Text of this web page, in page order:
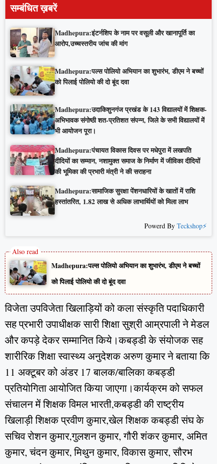
सम्बंधित ख़बरें
Madhepura:इंटर्नशिप के नाम पर वसूली और खानापूर्ति का
आरोप,उच्चस्तरीय जांच की मांग
Madhepura:पल्स पोलियो अभियान का शुभारंभ, डीएम ने बच्चों
को पिलाई पोलियो की दो बूंद दवा
Madhepura:उदाकिशुनगंज प्रखंड के 143 विद्यालयों में शिक्षक-
अभिभावक संगोष्ठी शत-प्रतिशत संपन्न, जिले के सभी विद्यालयों में
भी आयोजन पूरा।
Madhepura:पंचायत विकास दिवस पर मधेपुरा में लखपति
दीदियों का सम्मान, नशामुक्त समाज के निर्माण में जीविका दीदियों
की भूमिका की प्रभारी मंत्री ने की सराहना
Madhepura:सामाजिक सुरक्षा पेंशनधारियों के खातों में राशि
हस्तांतरित, 1.82 लाख से अधिक लाभार्थियों को मिला लाभ
Powerd By Teckshop⚡
Madhepura:पल्स पोलियो अभियान का शुभारंभ, डीएम ने बच्चों
को पिलाई पोलियो की दो बूंद दवा
विजेता उपविजेता खिलाड़ियों को कला संस्कृति पदाधिकारी
सह प्रभारी उपाधीक्षक सारी शिक्षा सुश्री आम्रपाली ने मेडल
और कपड़े देकर सम्मानित किये।कबड्डी के संयोजक सह
शारीरिक शिक्षा स्वास्थ्य अनुदेशक अरुण कुमार ने बताया कि
11 अक्टूबर को अंडर 17 बालक/बालिका कबड्डी
प्रतियोगिता आयोजित किया जाएगा।कार्यक्रम को सफल
संचालन में शिक्षक विमल भारती,कबड्डी की राष्ट्रीय
खिलाड़ी शिक्षक प्रवीण कुमार,खेल शिक्षक कबड्डी संघ के
सचिव रोशन कुमार,गुलशन कुमार, गौरी शंकर कुमार, अमित
कुमार, चंदन कुमार, मिथुन कुमार, विकास कुमार, सौरभ